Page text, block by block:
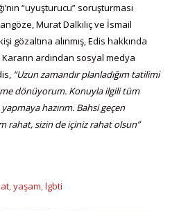
“uyuşturucu” soruşturması
Murat Dalkılıç ve İsmail
gözaltına alınmış, Edis hakkında
Kararın ardından sosyal medya
“Uzun zamandır planladığım tatilimi
dönüyorum. Konuyla ilgili tüm
hazırım. Bahsi geçen
rahat, sizin de içiniz rahat olsun”
,yaşam,lgbti